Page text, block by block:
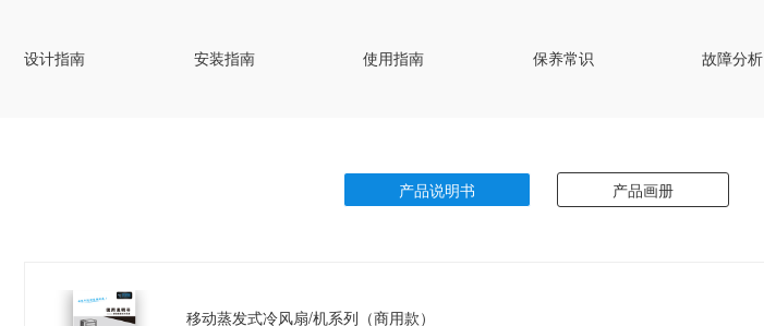
设计指南 安装指南 使用指南 保养常识 故障分析
产品说明书 产品画册
移动蒸发式冷风扇/机系列（商用款）